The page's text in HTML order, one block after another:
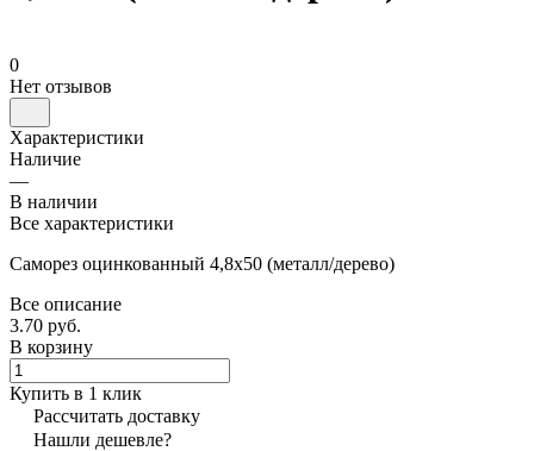
0
Нет отзывов
Характеристики
Наличие
—
В наличии
Все характеристики
Саморез оцинкованный 4,8x50 (металл/дерево)
Все описание
3.70 руб.
В корзину
Купить в 1 клик
Рассчитать доставку
Нашли дешевле?